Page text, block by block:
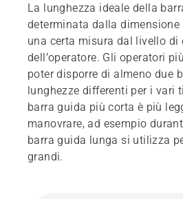
La lunghezza ideale della
determinata dalla dimensione
una certa misura dal livello di
dell’operatore. Gli operatori
poter disporre di almeno due
lunghezze differenti per i vari
barra guida più corta è più
manovrare, ad esempio
barra guida lunga si utilizza
grandi.